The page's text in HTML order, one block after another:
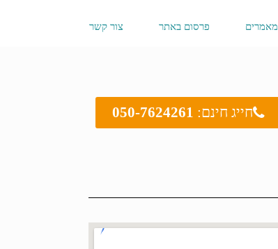
מאמרים פרסום באתר צור קשר
חייג חינם: 050-7624261